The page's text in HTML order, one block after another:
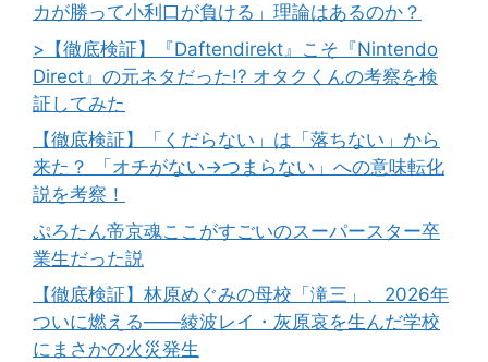
カが勝って小利口が負ける」理論はあるのか？
>【徹底検証】『Daftendirekt』こそ『Nintendo
Direct』の元ネタだった!? オタクくんの考察を検
証してみた
【徹底検証】「くだらない」は「落ちない」から
来た？ 「オチがない→つまらない」への意味転化
説を考察！
ぷろたん帝京魂ここがすごいのスーパースター卒
業生だった説
【徹底検証】林原めぐみの母校「滝三」、2026年
ついに燃える――綾波レイ・灰原哀を生んだ学校
にまさかの火災発生